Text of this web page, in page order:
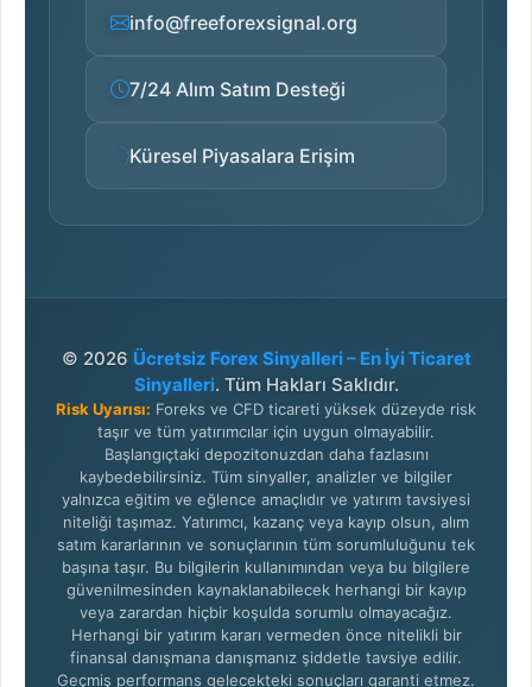
info@freeforexsignal.org
7/24 Alım Satım Desteği
Küresel Piyasalara Erişim
© 2026 Ücretsiz Forex Sinyalleri – En İyi Ticaret
Sinyalleri. Tüm Hakları Saklıdır.
Risk Uyarısı: Foreks ve CFD ticareti yüksek düzeyde risk
taşır ve tüm yatırımcılar için uygun olmayabilir.
Başlangıçtaki depozitonuzdan daha fazlasını
kaybedebilirsiniz. Tüm sinyaller, analizler ve bilgiler
yalnızca eğitim ve eğlence amaçlıdır ve yatırım tavsiyesi
niteliği taşımaz. Yatırımcı, kazanç veya kayıp olsun, alım
satım kararlarının ve sonuçlarının tüm sorumluluğunu tek
başına taşır. Bu bilgilerin kullanımından veya bu bilgilere
güvenilmesinden kaynaklanabilecek herhangi bir kayıp
veya zarardan hiçbir koşulda sorumlu olmayacağız.
Herhangi bir yatırım kararı vermeden önce nitelikli bir
finansal danışmana danışmanız şiddetle tavsiye edilir.
Geçmiş performans gelecekteki sonuçları garanti etmez.